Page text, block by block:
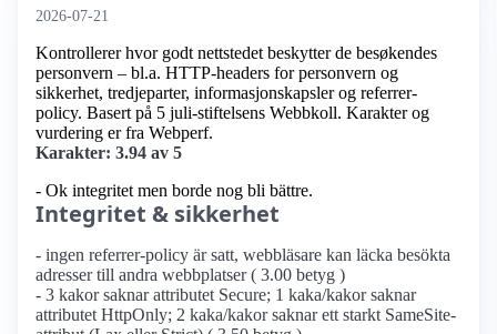
2026-07-21
Kontrollerer hvor godt nettstedet beskytter de besøkendes
personvern – bl.a. HTTP-headers for personvern og
sikkerhet, tredjeparter, informasjonskapsler og referrer-
policy. Basert på 5 juli-stiftelsens Webbkoll. Karakter og
vurdering er fra Webperf.
Karakter: 3.94 av 5
- Ok integritet men borde nog bli bättre.
Integritet & sikkerhet
- ingen referrer-policy är satt, webbläsare kan läcka besökta
adresser till andra webbplatser ( 3.00 betyg )
- 3 kakor saknar attributet Secure; 1 kaka/kakor saknar
attributet HttpOnly; 2 kaka/kakor saknar ett starkt SameSite-